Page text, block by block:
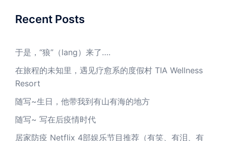
Recent Posts
于是，“狼”（lang）来了….
在旅程的未知里，遇见疗愈系的度假村 TIA Wellness
Resort
随写~生日，他带我到有山有海的地方
随写~ 写在后疫情时代
居家防疫 Netflix 4部娱乐节目推荐（有笑、有泪、有